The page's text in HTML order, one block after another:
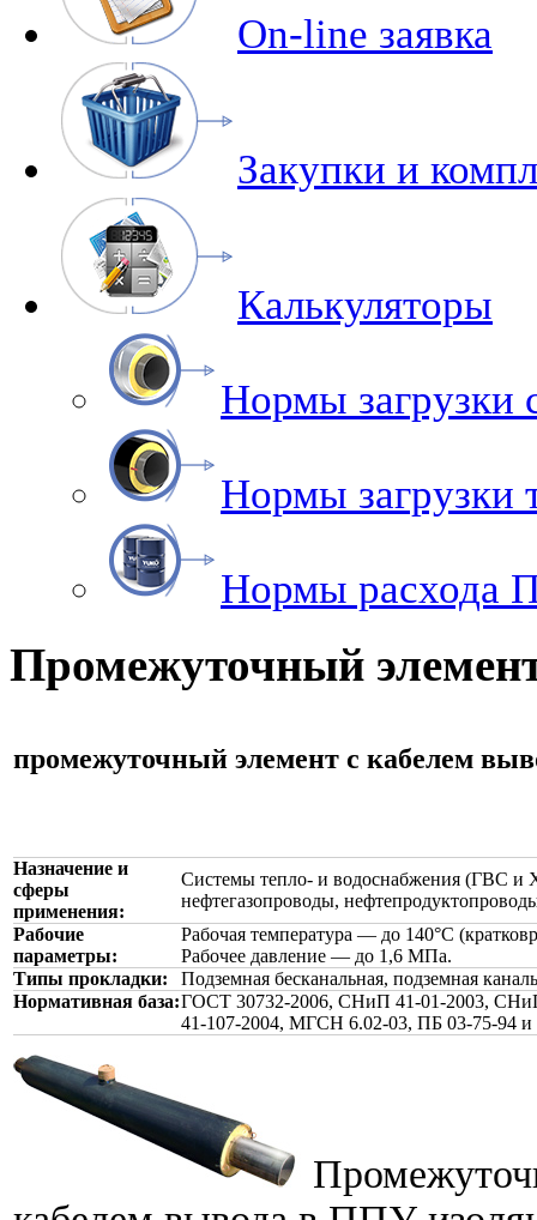
On-line заявка
Закупки и
Калькуляторы
Нормы загрузки
Нормы
Нормы расхода
Промежуточный
промежуточный элемент с кабелем
Назначение и
сферы
применения:
Системы тепло- и водоснабжения (ГВС и
нефтегазопроводы,
Рабочие
параметры:
Рабочая температура — до 140°С
Рабочее давление — до 1,6 МПа.
Типы прокладки:
Подземная бесканальная, подземная
Нормативная база:ГОСТ 30732-2006, СНиП 41-01-2003,
41-107-2004, МГСН 6.02-03, ПБ 03-75-94 и